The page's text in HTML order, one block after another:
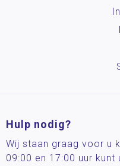
Hulp nodig?
Wij staan graag voor u
09:00 en 17:00 uur